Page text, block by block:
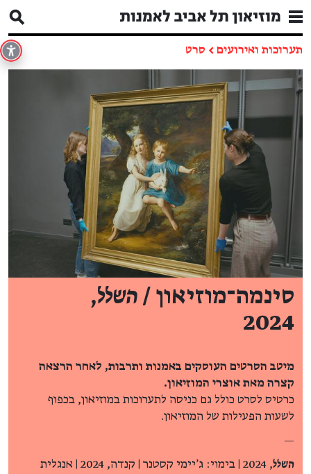
תערוכות ואירועים ← סרט
סינמה־מוזיאון / השלל,
2024
מיטב הסרטים העוסקים באמנות ותרבות, לאחר הרצאה
קצרה מאת אוצרי המוזיאון.
כרטיס לסרט כולל גם כניסה לתערוכות במוזיאון, בכפוף
לשעות הפעילות של המוזיאון.
—
השלל
, 2024 | בימוי: ג'יימי קסטנר | קנדה, 2024 | אנגלית